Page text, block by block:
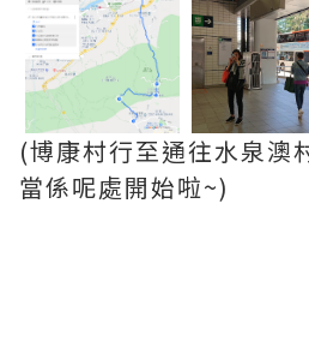
(博康村行至通往水泉澳
當係呢處開始啦~)